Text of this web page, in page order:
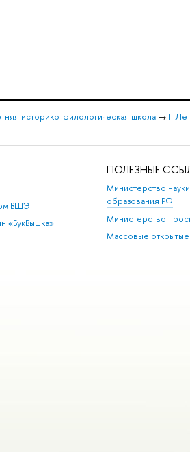
историко-филологическая школа→ II
ВШЭ
«БукВышка»
ПОЛЕЗНЫЕ
Министерство
образования РФ
Министерство
Массовые